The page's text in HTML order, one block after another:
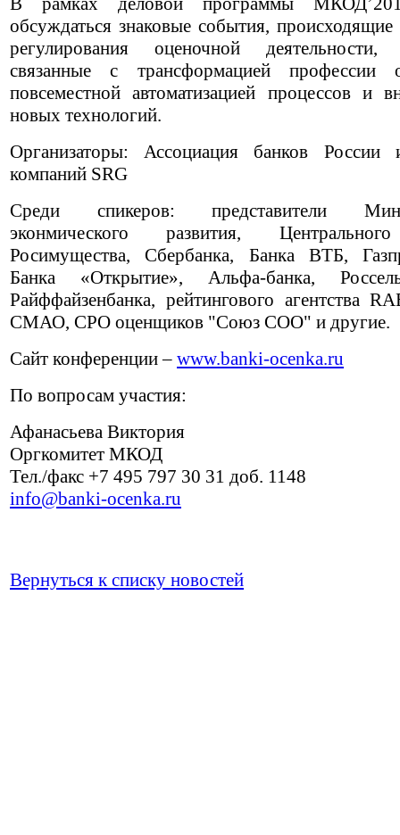
обсуждаться знаковые события, происходящие
регулирования оценочной деятельности,
связанные с трансформацией профессии
повсеместной автоматизацией процессов и
новых технологий.
Организаторы: Ассоциация банков России
компаний SRG
Среди спикеров: представители
эконмического развития,
Росимущества, Сбербанка, Банка ВТБ,
Банка «Открытие», Альфа-банка,
Райффайзенбанка, рейтингового агентства
СМАО, СРО оценщиков "Союз СОО" и другие.
Сайт конференции – www.banki-ocenka.ru
По вопросам участия:
Афанасьева Виктория
Оргкомитет МКОД
Тел./факс +7 495 797 30 31 доб. 1148
info@banki-ocenka.ru
Вернуться к списку новостей